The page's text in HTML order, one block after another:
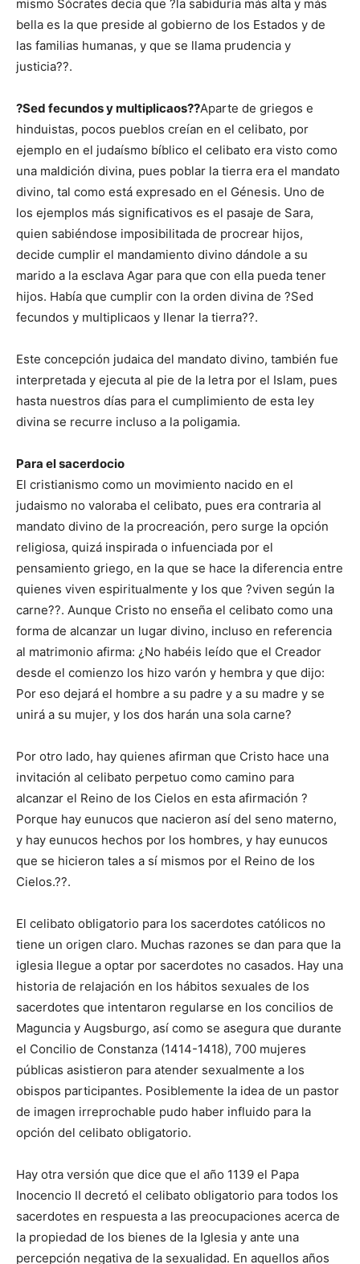
mismo Sócrates decía que ?la sabiduría más alta y más
bella es la que preside al gobierno de los Estados y de
las familias humanas, y que se llama prudencia y
justicia??.
?Sed fecundos y multiplicaos??Aparte de griegos e
hinduistas, pocos pueblos creían en el celibato, por
ejemplo en el judaísmo bíblico el celibato era visto como
una maldición divina, pues poblar la tierra era el mandato
divino, tal como está expresado en el Génesis. Uno de
los ejemplos más significativos es el pasaje de Sara,
quien sabiéndose imposibilitada de procrear hijos,
decide cumplir el mandamiento divino dándole a su
marido a la esclava Agar para que con ella pueda tener
hijos. Había que cumplir con la orden divina de ?Sed
fecundos y multiplicaos y llenar la tierra??.
Este concepción judaica del mandato divino, también fue
interpretada y ejecuta al pie de la letra por el Islam, pues
hasta nuestros días para el cumplimiento de esta ley
divina se recurre incluso a la poligamia.
Para el sacerdocio
El cristianismo como un movimiento nacido en el
judaismo no valoraba el celibato, pues era contraria al
mandato divino de la procreación, pero surge la opción
religiosa, quizá inspirada o infuenciada por el
pensamiento griego, en la que se hace la diferencia entre
quienes viven espiritualmente y los que ?viven según la
carne??. Aunque Cristo no enseña el celibato como una
forma de alcanzar un lugar divino, incluso en referencia
al matrimonio afirma: ¿No habéis leído que el Creador
desde el comienzo los hizo varón y hembra y que dijo:
Por eso dejará el hombre a su padre y a su madre y se
unirá a su mujer, y los dos harán una sola carne?
Por otro lado, hay quienes afirman que Cristo hace una
invitación al celibato perpetuo como camino para
alcanzar el Reino de los Cielos en esta afirmación ?
Porque hay eunucos que nacieron así del seno materno,
y hay eunucos hechos por los hombres, y hay eunucos
que se hicieron tales a sí mismos por el Reino de los
Cielos.??.
El celibato obligatorio para los sacerdotes católicos no
tiene un origen claro. Muchas razones se dan para que la
iglesia llegue a optar por sacerdotes no casados. Hay una
historia de relajación en los hábitos sexuales de los
sacerdotes que intentaron regularse en los concilios de
Maguncia y Augsburgo, así como se asegura que durante
el Concilio de Constanza (1414-1418), 700 mujeres
públicas asistieron para atender sexualmente a los
obispos participantes. Posiblemente la idea de un pastor
de imagen irreprochable pudo haber influido para la
opción del celibato obligatorio.
Hay otra versión que dice que el año 1139 el Papa
Inocencio II decretó el celibato obligatorio para todos los
sacerdotes en respuesta a las preocupaciones acerca de
la propiedad de los bienes de la Iglesia y ante una
percepción negativa de la sexualidad. En aquellos años